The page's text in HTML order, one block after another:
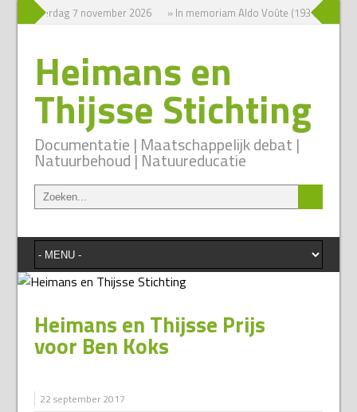
zaterdag 7 november 2026 » In memoriam Aldo Voûte (1931-2026)
Heimans en
Thijsse Stichting
Documentatie | Maatschappelijk debat |
Natuurbehoud | Natuureducatie
Heimans en Thijsse Prijs
voor Ben Koks
22 september 2017